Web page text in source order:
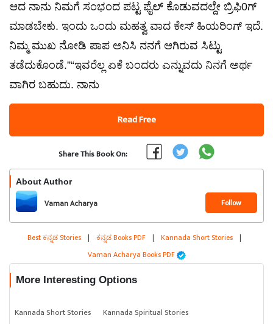
ಆದ ನಾನು ನಿಮಗೆ ಸಂಭಂದ ಪಟ್ಟ ಫೈಲ್ ಕೊಡುವದಲ್ದೇ ಬ್ರಿಫಿ0ಗ್
ಮಾಡಬೇಕು. ಇಂದು ಒಂದು ಮಹತ್ವ ವಾದ ಕೇಸ್ ಹಿಯರಿಂಗ್ ಇದೆ.
ನಿಮ್ಮ ಮುಖ ನೋಡಿ ಪಾಪ ಅನಿಸಿ ನನಗೆ ಆಗಿರುವ ಸಿಟ್ಟು
ತಡೆದುಕೊಂಡೆ.”“ಇವರೆಲ್ಲ ಏಕೆ ಬಂದರು ಎನ್ನುವದು ನಿನಗೆ ಅರ್ಥ
ವಾಗಿರ ಬಹುದು. ನಾನು
Read Free
Share This Book On:
About Author
Vaman Acharya Follow
Best ಕನ್ನಡ Stories | ಕನ್ನಡ Books PDF | Kannada Short Stories |
Vaman Acharya Books PDF
More Interesting Options
Kannada Short Stories
Kannada Spiritual Stories